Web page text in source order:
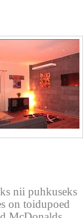
nii puhkuseks
on toidupoed